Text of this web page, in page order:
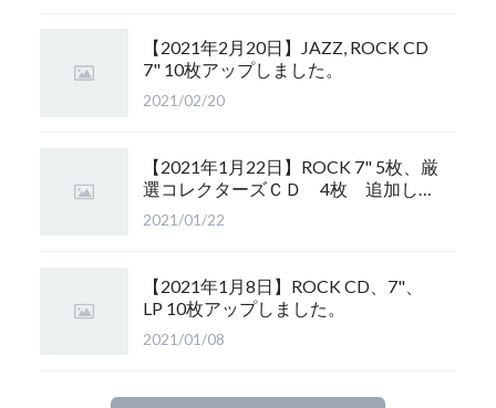
【2021年2月20日】JAZZ, ROCK CD
7" 10枚アップしました。
2021/02/20
【2021年1月22日】ROCK 7" 5枚、厳
選コレクターズＣＤ 4枚 追加しま
した。
2021/01/22
【2021年1月8日】ROCK CD、7"、
LP 10枚アップしました。
2021/01/08